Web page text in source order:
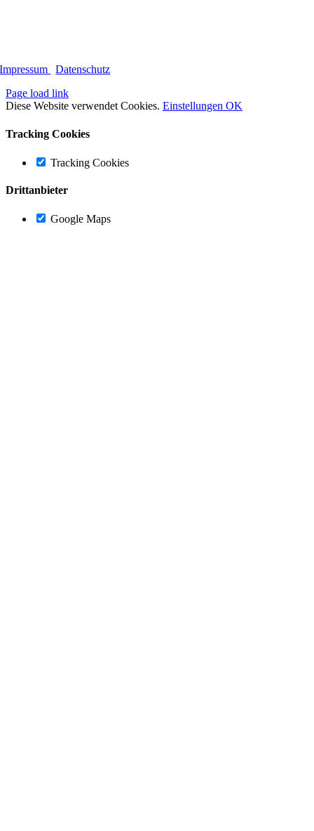
Impressum
Datenschutz
Page load link
Diese Website verwendet Cookies. Einstellungen OK
Tracking Cookies
Tracking Cookies
Drittanbieter
Google Maps